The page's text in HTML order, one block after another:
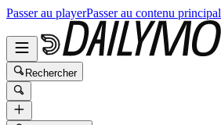
Passer au playerPasser au contenu principal
Rechercher